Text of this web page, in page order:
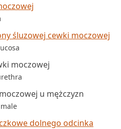
śluzowej cewki moczowej
moczowej
u mężczyzn
dolnego odcinka